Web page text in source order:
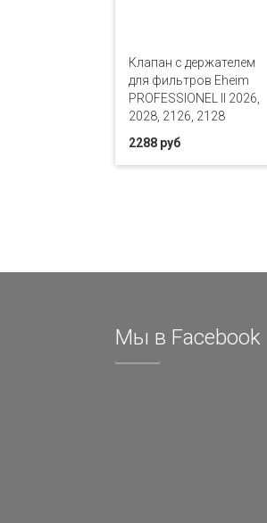
Клапан с держателем
для фильтров Eheim
PROFESSIONEL II 2026,
2028, 2126, 2128
2288 руб
Мы в Facebook